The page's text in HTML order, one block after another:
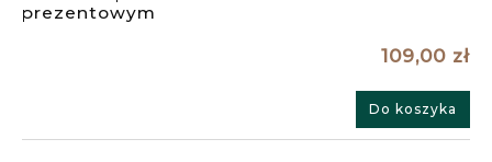
109,00 zł
Do koszyka